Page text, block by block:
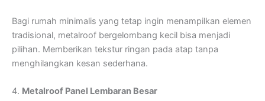
Bagi rumah minimalis yang tetap ingin menampilkan elemen
tradisional, metalroof bergelombang kecil bisa menjadi
pilihan. Memberikan tekstur ringan pada atap tanpa
menghilangkan kesan sederhana.
4. Metalroof Panel Lembaran Besar